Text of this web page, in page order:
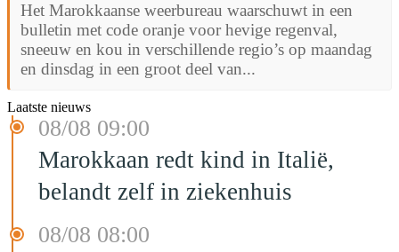
Het Marokkaanse weerbureau waarschuwt in een
bulletin met code oranje voor hevige regenval,
sneeuw en kou in verschillende regio’s op maandag
en dinsdag in een groot deel van...
Laatste nieuws
08/08 09:00
Marokkaan redt kind in Italië,
belandt zelf in ziekenhuis
08/08 08:00